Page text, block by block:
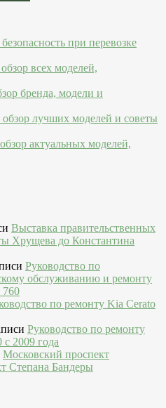
при перевозке
всех моделей,
бренда, модели и
лучших моделей и советы
актуальных моделей,
Выставка правительственных
Хрущева до Константина
Руководство по
обслуживанию и ремонту
760
по ремонту Kia Cerato
Руководство по ремонту
2009 года
Московский проспект
Степана Бандеры